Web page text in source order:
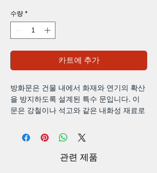
수량 *
카트에 추가
방화문은 건물 내에서 화재와 연기의 확산
을 방지하도록 설계된 특수 문입니다. 이
문은 강철이나 석고와 같은 내화성 재료로
을 방지하기 위해 가장자리 주위에 씰이 장
착되어 있습니다. 방화문은 방화 등급의 벽
과 칸막이에 전략적으로 설치되어 화재를
관련 제품